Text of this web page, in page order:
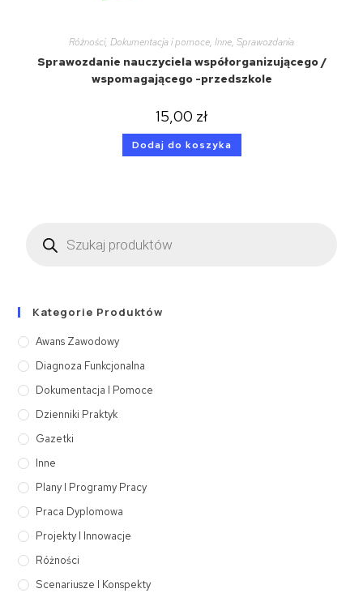
Różności, Dokumentacja i pomoce, Inne, Sprawozdania
Sprawozdanie nauczyciela współorganizującego /
wspomagającego -przedszkole
15,00 zł
Dodaj do koszyka
Kategorie Produktów
Awans Zawodowy
Diagnoza Funkcjonalna
Dokumentacja I Pomoce
Dzienniki Praktyk
Gazetki
Inne
Plany I Programy Pracy
Praca Dyplomowa
Projekty I Innowacje
Różności
Scenariusze I Konspekty